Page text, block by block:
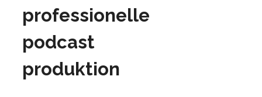
professionelle
podcast
produktion